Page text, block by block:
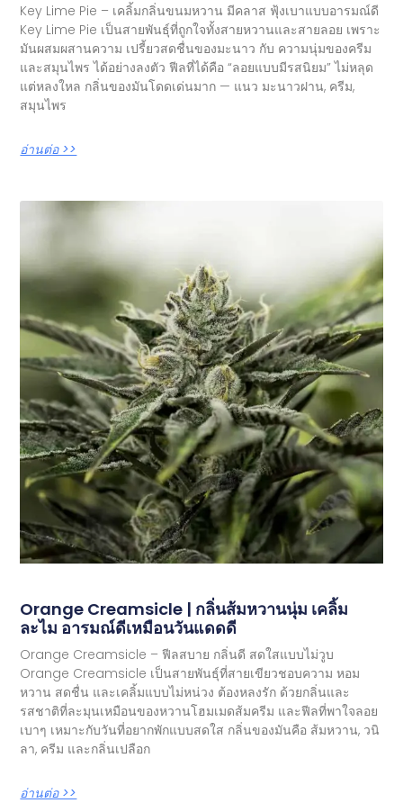
Key Lime Pie – เคลิ้มกลิ่นขนมหวาน มีคลาส ฟุ้งเบาแบบอารมณ์ดี
Key Lime Pie เป็นสายพันธุ์ที่ถูกใจทั้งสายหวานและสายลอย เพราะ
มันผสมผสานความ เปรี้ยวสดชื่นของมะนาว กับ ความนุ่มของครีม
และสมุนไพร ได้อย่างลงตัว ฟีลที่ได้คือ “ลอยแบบมีรสนิยม” ไม่หลุด
แต่หลงใหล กลิ่นของมันโดดเด่นมาก — แนว มะนาวฝาน, ครีม,
สมุนไพร
อ่านต่อ >>
Orange Creamsicle | กลิ่นส้มหวานนุ่ม เคลิ้ม
ละไม อารมณ์ดีเหมือนวันแดดดี
Orange Creamsicle – ฟีลสบาย กลิ่นดี สดใสแบบไม่วูบ
Orange Creamsicle เป็นสายพันธุ์ที่สายเขียวชอบความ หอม
หวาน สดชื่น และเคลิ้มแบบไม่หน่วง ต้องหลงรัก ด้วยกลิ่นและ
รสชาติที่ละมุนเหมือนของหวานโฮมเมดส้มครีม และฟีลที่พาใจลอย
เบาๆ เหมาะกับวันที่อยากพักแบบสดใส กลิ่นของมันคือ ส้มหวาน, วนิ
ลา, ครีม และกลิ่นเปลือก
อ่านต่อ >>